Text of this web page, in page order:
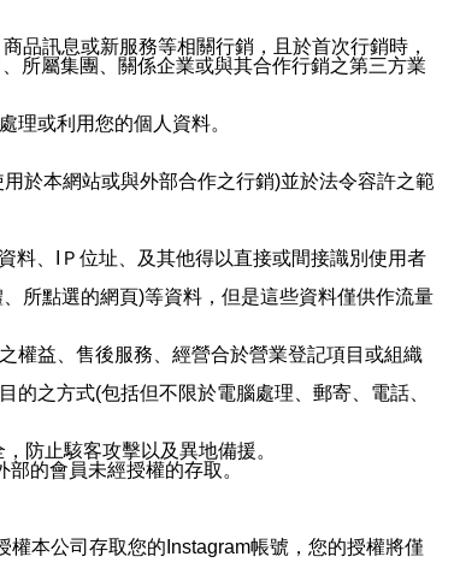
品訊息或新服務等相關行銷，且於首次行銷時，
所屬集團、關係企業或與其合作行銷之第三方業
理或利用您的個人資料。
於本網站或與外部合作之行銷)並於法令容許之範
料、IＰ位址、及其他得以直接或間接識別使用者
所點選的網頁)等資料，但是這些資料僅供作流量
權益、售後服務、經營合於營業登記項目或組織
之方式(包括但不限於電腦處理、郵寄、電話、
防止駭客攻擊以及異地備援。
的會員未經授權的存取。
本公司存取您的Instagram帳號，您的授權將僅